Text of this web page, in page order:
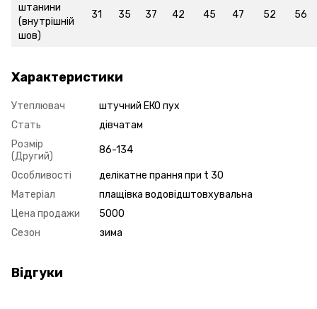
штанини
(внутрішній
шов)
31 35 37 42 45 47 52 56
Характеристики
Утеплювач
штучний ЕКО пух
Стать
дівчатам
Розмір
(Другий)
86-134
Особливості
делікатне прання при t 30
Матеріал
плащівка водовідштовхувальна
Цена продажи
5000
Сезон
зима
Відгуки